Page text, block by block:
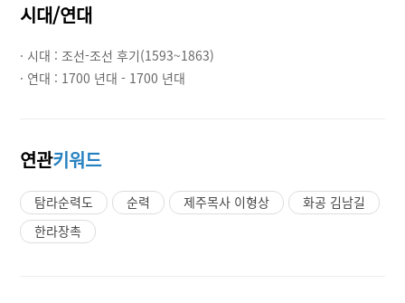
시대/연대
· 시대 :조선-조선 후기(1593~1863)
· 연대 : 1700 년대 - 1700 년대
연관키워드
탐라순력도 순력 제주목사 이형상
화공 김남길
한라장촉